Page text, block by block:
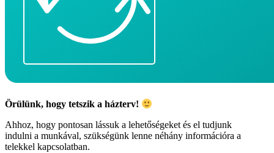
Örülünk, hogy tetszik a házterv!
Ahhoz, hogy pontosan lássuk a lehetőségeket és el tudjunk
indulni a munkával, szükségünk lenne néhány információra a
telekkel kapcsolatban.